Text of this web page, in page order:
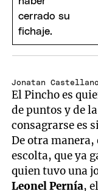
Jonatan
El Pincho es
de puntos y de
consagrarse es
De otra manera,
escolta, que ya
quien tuvo una
Leonel Pernía,